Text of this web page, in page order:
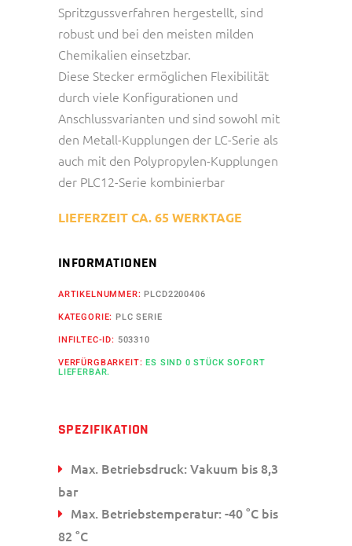
Spritzgussverfahren hergestellt, sind
robust und bei den meisten milden
Chemikalien einsetzbar.
Diese Stecker ermöglichen Flexibilität
durch viele Konfigurationen und
Anschlussvarianten und sind sowohl mit
den Metall-Kupplungen der LC-Serie als
auch mit den Polypropylen-Kupplungen
der PLC12-Serie kombinierbar
LIEFERZEIT CA. 65 WERKTAGE
INFORMATIONEN
ARTIKELNUMMER:PLCD2200406
KATEGORIE:PLC SERIE
INFILTEC-ID: 503310
VERFÜRGBARKEIT:ES SIND 0 STÜCK SOFORT
LIEFERBAR.
SPEZIFIKATION
Max. Betriebsdruck: Vakuum bis 8,3
bar
Max. Betriebstemperatur: -40 °C bis
82 °C